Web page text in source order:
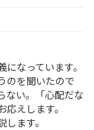
なっています。
のを聞いたので
ない。「心配だな
応えします。
します。